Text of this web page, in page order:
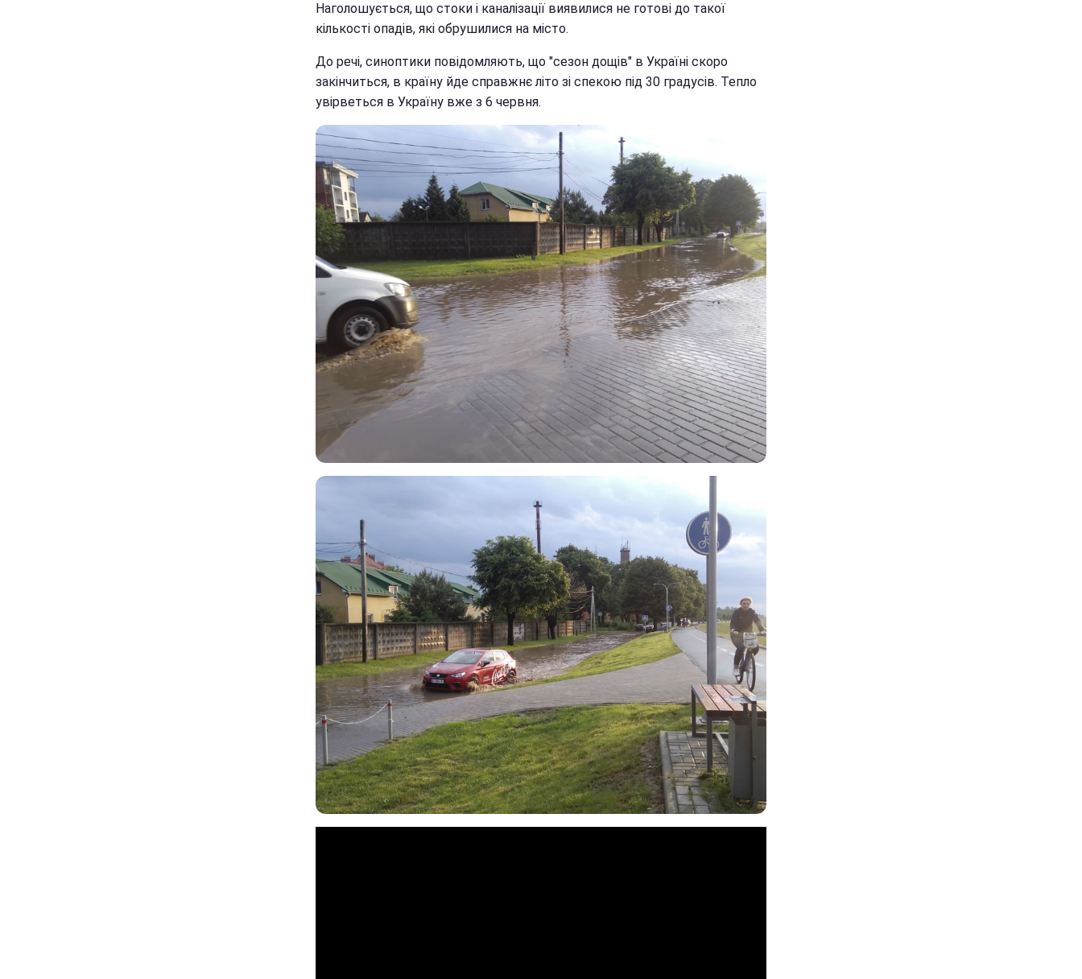
Наголошується, що стоки і каналізації виявилися не готові до такої
кількості опадів, які обрушилися на місто.
До речі, синоптики повідомляють, що "сезон дощів" в Україні скоро
закінчиться, в країну йде справжнє літо зі спекою під 30 градусів. Тепло
увірветься в Україну вже з 6 червня.